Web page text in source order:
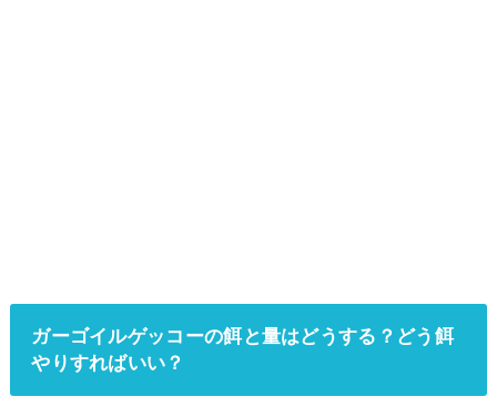
ガーゴイルゲッコーの餌と量はどうする？どう餌
やりすればいい？